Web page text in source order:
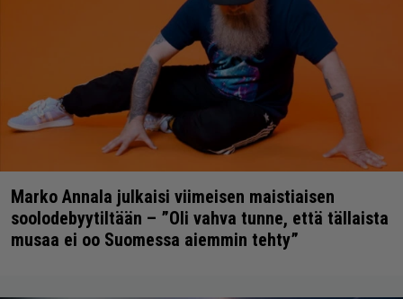
Marko Annala julkaisi viimeisen maistiaisen
soolodebyytiltään – ”Oli vahva tunne, että tällaista
musaa ei oo Suomessa aiemmin tehty”